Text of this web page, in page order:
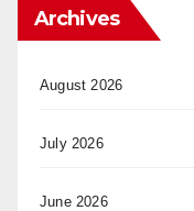
Archives
August 2026
July 2026
June 2026